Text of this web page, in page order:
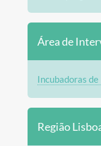
Área de
Incubadoras
Região